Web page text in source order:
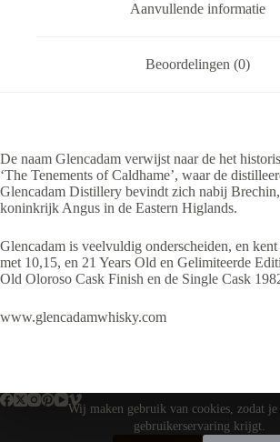
Wij maken gebruik van cookies, zodat je
gebruikerservaring krijgt.
Aanvullende informatie
Beoordelingen (0)
De naam Glencadam verwijst naar de het
‘The Tenements of Caldhame’, waar de
Glencadam Distillery bevindt zich nabij
koninkrijk Angus in de Eastern Higlands.
Glencadam is veelvuldig onderscheiden, en kent
met 10,15, en 21 Years Old en Gelimiteerde
Old Oloroso Cask Finish en de Single Cask
www.glencadamwhisky.com